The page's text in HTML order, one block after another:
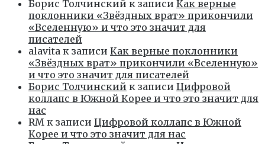
Борис Толчинский к записи Как верные
поклонники «Звёздных врат» прикончили
«Вселенную» и что это значит для
писателей
alavita к записи Как верные поклонники
«Звёздных врат» прикончили «Вселенную»
и что это значит для писателей
Борис Толчинский к записи Цифровой
коллапс в Южной Корее и что это значит для
нас
RM к записи Цифровой коллапс в Южной
Корее и что это значит для нас